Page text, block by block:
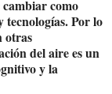
cambiar como
tecnologías. Por lo
otras
del aire es un
y la